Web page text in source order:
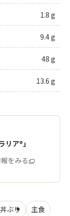
1.8 g
9.4 g
48 g
13.6 g
リア®」
をみる
丼ぶり
主食